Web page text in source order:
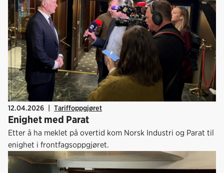
12.04.2026 | Tariffoppgjøret
Enighet med Parat
Etter å ha meklet på overtid kom Norsk Industri og Parat til
enighet i frontfagsoppgjøret.